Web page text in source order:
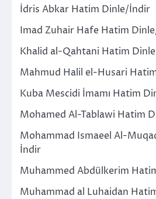
İdris Abkar Hatim Dinle/İndir
Imad Zuhair Hafe Hatim
Khalid al-Qahtani Hatim
Mahmud Halil el-Husari
Kuba Mescidi İmamı Hatim
Mohamed Al-Tablawi Hatim
Mohammad Ismaeel Al-
İndir
Muhammed Abdülkerim
Muhammad al Luhaidan